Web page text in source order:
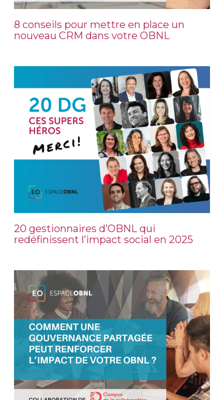
8 conseils pour mettre en place un
nouveau CRM dans votre OBNL
20 gestionnaires d’OBNL qui
redéfinissent l’impact social en 2025